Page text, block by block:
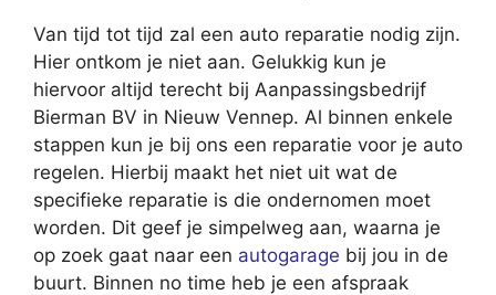
Van tijd tot tijd zal een auto reparatie nodig zijn.
Hier ontkom je niet aan. Gelukkig kun je
hiervoor altijd terecht bij Aanpassingsbedrijf
Bierman BV in Nieuw Vennep. Al binnen enkele
stappen kun je bij ons een reparatie voor je auto
regelen. Hierbij maakt het niet uit wat de
specifieke reparatie is die ondernomen moet
worden. Dit geef je simpelweg aan, waarna je
op zoek gaat naar een autogarage bij jou in de
buurt. Binnen no time heb je een afspraak